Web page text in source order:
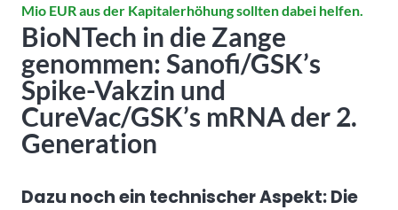
Mio EUR aus der Kapitalerhöhung sollten dabei helfen.
BioNTech in die Zange
genommen: Sanofi/GSK’s
Spike-Vakzin und
CureVac/GSK’s mRNA der 2.
Generation
Dazu noch ein technischer Aspekt: Die